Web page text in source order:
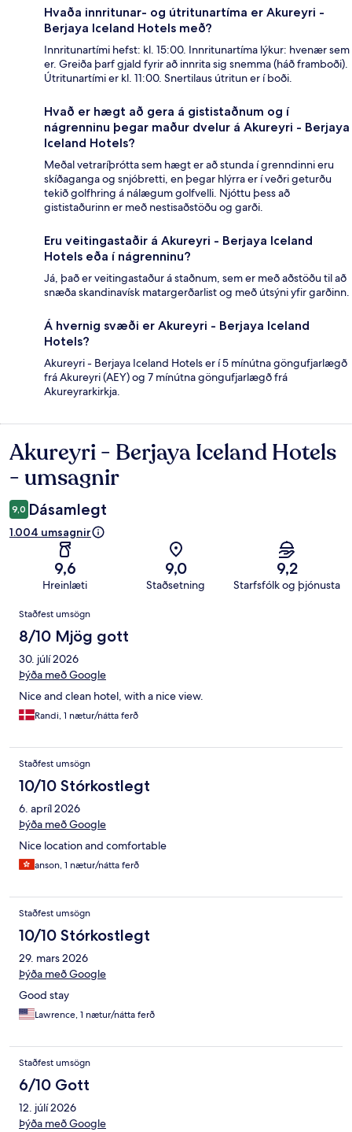
Hvaða innritunar- og útritunartíma er Akureyri -
Berjaya Iceland Hotels með?
Innritunartími hefst: kl. 15:00. Innritunartíma lýkur: hvenær sem
er. Greiða þarf gjald fyrir að innrita sig snemma (háð framboði).
Útritunartími er kl. 11:00. Snertilaus útritun er í boði.
Hvað er hægt að gera á gististaðnum og í
nágrenninu þegar maður dvelur á Akureyri - Berjaya
Iceland Hotels?
Meðal vetraríþrótta sem hægt er að stunda í grenndinni eru
skíðaganga og snjóbretti, en þegar hlýrra er í veðri geturðu
tekið golfhring á nálægum golfvelli. Njóttu þess að
gististaðurinn er með nestisaðstöðu og garði.
Eru veitingastaðir á Akureyri - Berjaya Iceland
Hotels eða í nágrenninu?
Já, það er veitingastaður á staðnum, sem er með aðstöðu til að
snæða skandinavísk matargerðarlist og með útsýni yfir garðinn.
Á hvernig svæði er Akureyri - Berjaya Iceland
Hotels?
Akureyri - Berjaya Iceland Hotels er í 5 mínútna göngufjarlægð
frá Akureyri (AEY) og 7 mínútna göngufjarlægð frá
Akureyrarkirkja.
Umsagnir
Akureyri - Berjaya Iceland Hotels
- umsagnir
9,0 Dásamlegt
1.004 umsagnir
9,6
Hreinlæti
9,0
Staðsetning
9,2
Starfsfólk og þjónusta
Umsagnir
Staðfest umsögn
8/10 Mjög gott
30. júlí 2026
Þýða með Google
Nice and clean hotel, with a nice view.
Randi, 1 nætur/nátta ferð
Staðfest umsögn
10/10 Stórkostlegt
6. apríl 2026
Þýða með Google
Nice location and comfortable
anson, 1 nætur/nátta ferð
Staðfest umsögn
10/10 Stórkostlegt
29. mars 2026
Þýða með Google
Good stay
Lawrence, 1 nætur/nátta ferð
Staðfest umsögn
6/10 Gott
12. júlí 2026
Þýða með Google